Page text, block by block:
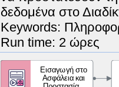
δεδομένα στο
Keywords:
Run time: 2 ώρες